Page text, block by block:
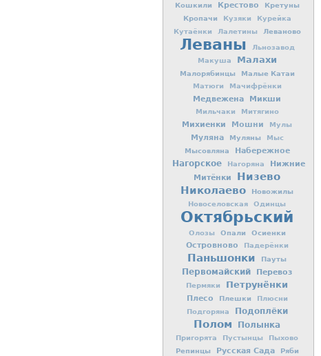
Кошкили Крестово
Кретуны
Кропачи
Кузяки
Курейка
Кутаёнки
Лалетины Леваново
Леваны
Льнозавод
Макуша
Малахи
Малорябинцы Малые Катаи
Матюги Мачифрёнки
Медвежена Микши
Мильчаки Митягино
Михиенки Мошни Мулы
Муляна Муляны Мыс
Мысовляна Набережное
Нагорское Нагоряна
Нижние
Митёнки
Низево
Николаево
Новожилы
Новоселовская Одинцы
Октябрьский
Олозы Опали Осиенки
Островново Падерёнки
Паньшонки Пауты
Первомайский Перевоз
Пермяки Петрунёнки
Плесо Плешки
Плюсни
Подгоряна
Подоплёки
Полом Полынка
Пригорята Пустынцы Пыхово
Репинцы Русская Сада
Ряби